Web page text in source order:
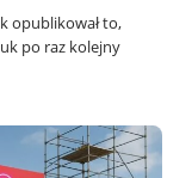
opublikował to,
po raz kolejny